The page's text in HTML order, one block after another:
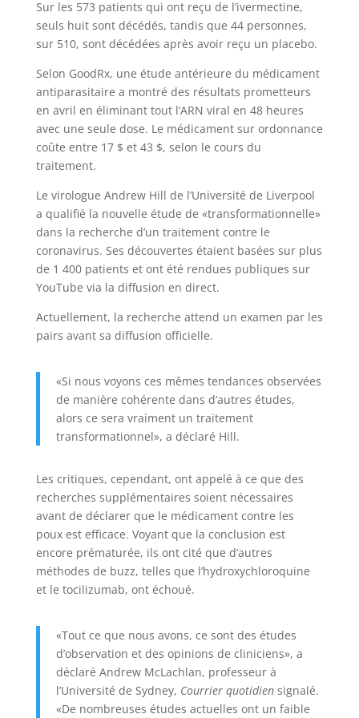
Sur les 573 patients qui ont reçu de l’ivermectine,
seuls huit sont décédés, tandis que 44 personnes,
sur 510, sont décédées après avoir reçu un placebo.
Selon GoodRx, une étude antérieure du médicament
antiparasitaire a montré des résultats prometteurs
en avril en éliminant tout l’ARN viral en 48 heures
avec une seule dose. Le médicament sur ordonnance
coûte entre 17 $ et 43 $, selon le cours du
traitement.
Le virologue Andrew Hill de l’Université de Liverpool
a qualifié la nouvelle étude de «transformationnelle»
dans la recherche d’un traitement contre le
coronavirus. Ses découvertes étaient basées sur plus
de 1 400 patients et ont été rendues publiques sur
YouTube via la diffusion en direct.
Actuellement, la recherche attend un examen par les
pairs avant sa diffusion officielle.
«Si nous voyons ces mêmes tendances observées
de manière cohérente dans d’autres études,
alors ce sera vraiment un traitement
transformationnel», a déclaré Hill.
Les critiques, cependant, ont appelé à ce que des
recherches supplémentaires soient nécessaires
avant de déclarer que le médicament contre les
poux est efficace. Voyant que la conclusion est
encore prématurée, ils ont cité que d’autres
méthodes de buzz, telles que l’hydroxychloroquine
et le tocilizumab, ont échoué.
«Tout ce que nous avons, ce sont des études
d’observation et des opinions de cliniciens», a
déclaré Andrew McLachlan, professeur à
l’Université de Sydney, Courrier quotidiensignalé.
«De nombreuses études actuelles ont un faible